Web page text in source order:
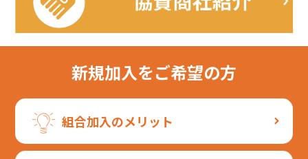
新規加入をご希望の方
組合加入のメリット